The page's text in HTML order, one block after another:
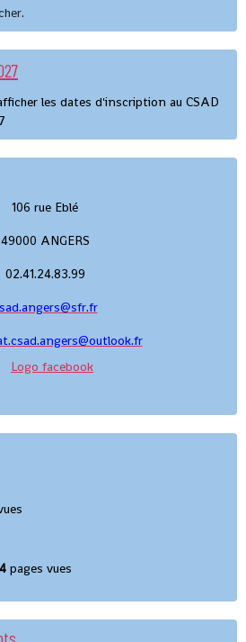
les dates d'inscription au CSAD
106 rue Eblé
49000 ANGERS
02.41.24.83.99
pages vues